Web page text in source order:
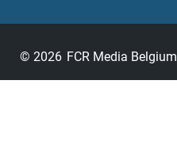
© 2026 FCR Media Belgium